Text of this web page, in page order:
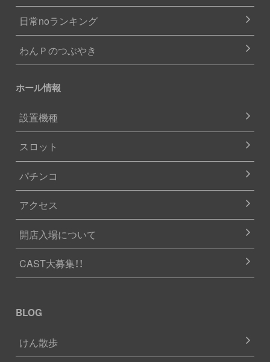
日常noランキング
わんＰのつぶやき
ホール情報
設置機種
スロット
パチンコ
アクセス
開店入場について
CAST大募集！！
BLOG
けん散歩